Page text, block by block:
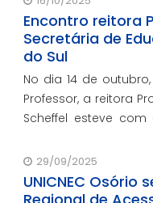
Encontro reitora
Secretária de
do Sul
No dia 14 de
Professor, a reitora
Scheffel esteve
29/09/2025
UNICNEC Osório